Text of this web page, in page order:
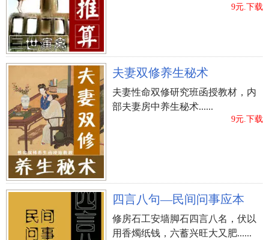
9元.下载
夫妻双修养生秘术
夫妻性命双修研究班函授教材，内
部夫妻房中养生秘术......
9元.下载
四言八句—民间问事应本
修房石工安墙脚石四言八名，伏以
用香燭纸钱，六蓄兴旺大又肥......